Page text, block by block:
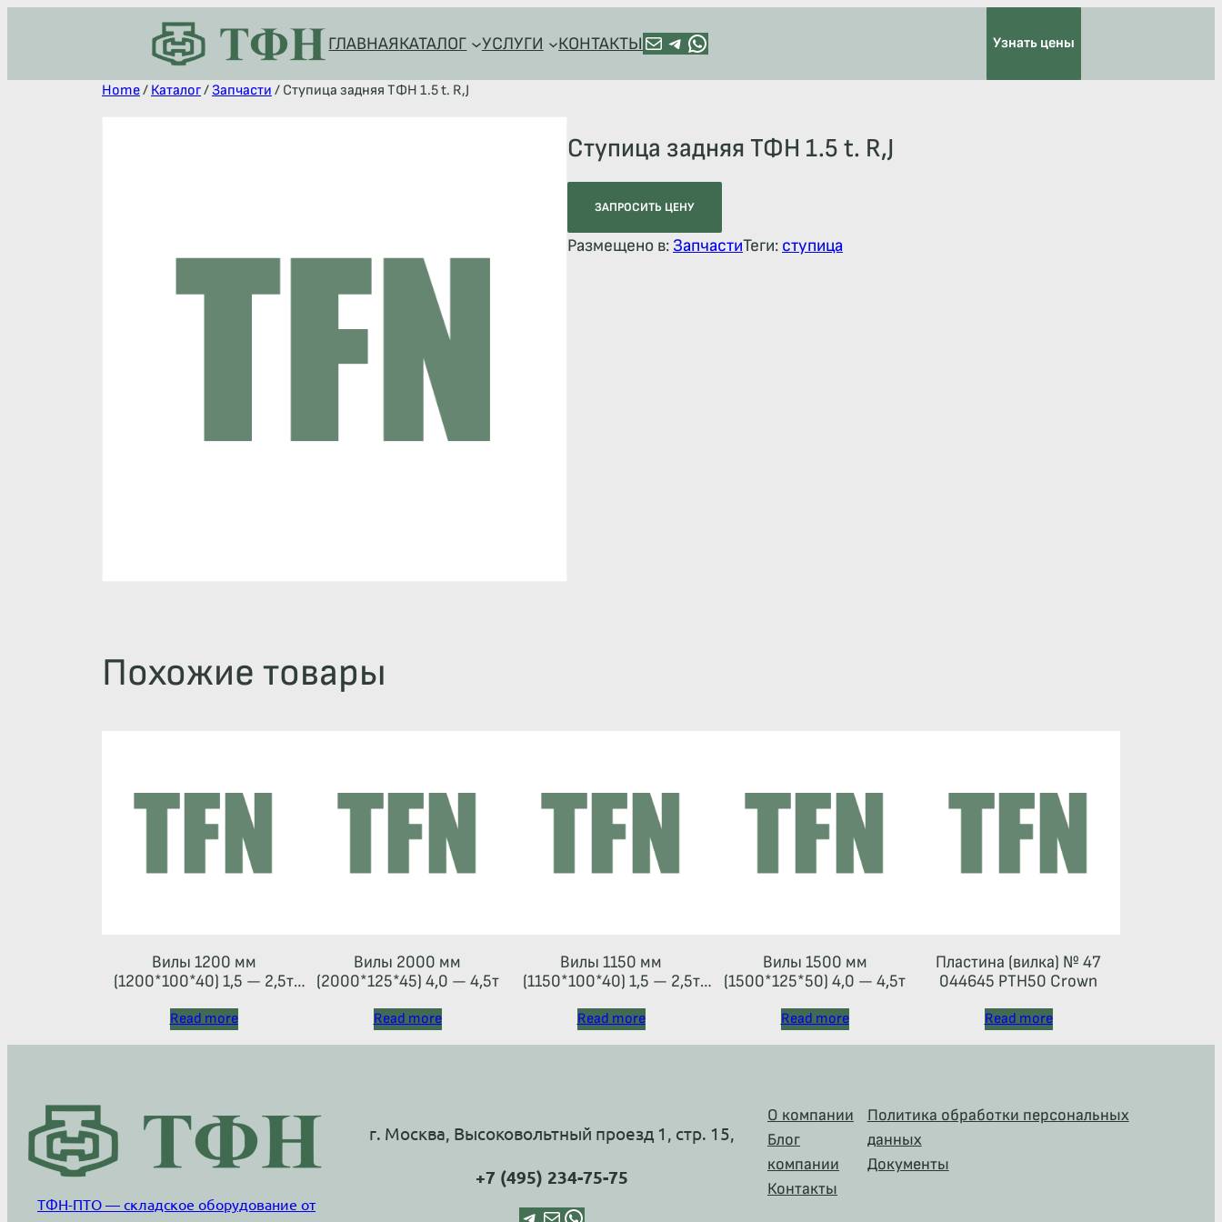
ГЛАВНАЯКАТАЛОГ УСЛУГИ КОНТАКТЫПОЧТА TELEGRAM HTTPS://WA.ME/+79128918544 Узнать цены
Home/ Каталог/ Запчасти / Ступица задняя ТФН 1.5 t. R,J
Ступица задняя ТФН 1.5 t. R,J
ЗАПРОСИТЬ ЦЕНУ
Размещено в: ЗапчастиТеги: ступица
Похожие товары
Вилы 1200 мм
(1200*100*40) 1,5 — 2,5т
Read more
Вилы 2000 мм
(2000*125*45) 4,0 — 4,5т
Read more
Вилы 1150 мм
(1150*100*40) 1,5 — 2,5т
Read more
Вилы 1500 мм
(1500*125*50) 4,0 — 4,5т
Read more
Пластина (вилка) № 47
044645 РТН50 Crown
Read more
ТФН-ПТО — складское оборудование от
г. Москва, Высоковольтный проезд 1, стр. 15,
+7 (495) 234-75-75
О компании
Блог
компании
Контакты
Политика обработки персональных
данных
Документы